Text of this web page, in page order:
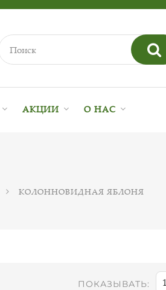
АКЦИИ О НАС
КОЛОННОВИДНАЯ ЯБЛОНЯ
ПОКАЗЫВАТЬ: